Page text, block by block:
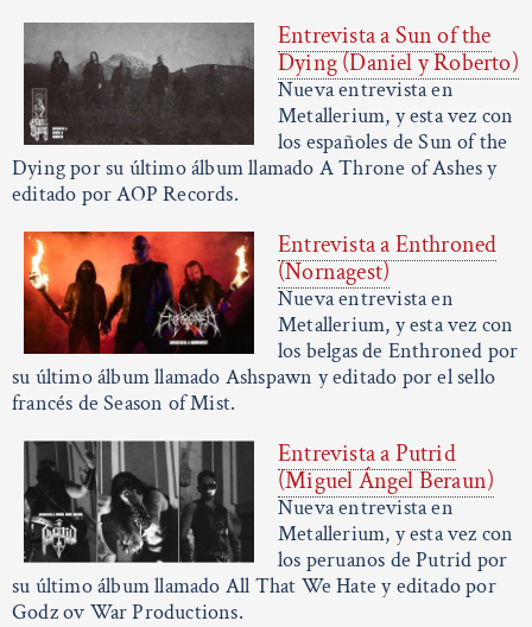
Entrevista a Sun of the
Dying (Daniel y Roberto)
Nueva entrevista en
Metallerium, y esta vez con
los españoles de Sun of the
Dying por su último álbum llamado A Throne of Ashes y
editado por AOP Records.
Entrevista a Enthroned
(Nornagest)
Nueva entrevista en
Metallerium, y esta vez con
los belgas de Enthroned por
su último álbum llamado Ashspawn y editado por el sello
francés de Season of Mist.
Entrevista a Putrid
(Miguel Ángel Beraun)
Nueva entrevista en
Metallerium, y esta vez con
los peruanos de Putrid por
su último álbum llamado All That We Hate y editado por
Godz ov War Productions.